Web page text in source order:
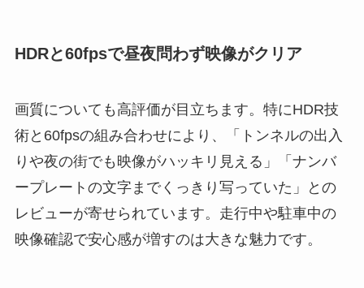
HDRと60fpsで昼夜問わず映像がクリア
画質についても高評価が目立ちます。特にHDR技
術と60fpsの組み合わせにより、「トンネルの出入
りや夜の街でも映像がハッキリ見える」「ナンバ
ープレートの文字までくっきり写っていた」との
レビューが寄せられています。走行中や駐車中の
映像確認で安心感が増すのは大きな魅力です。